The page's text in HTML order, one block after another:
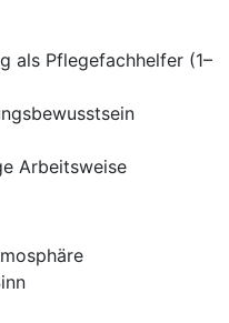
als Pflegefachhelfer (1–
Arbeitsweise